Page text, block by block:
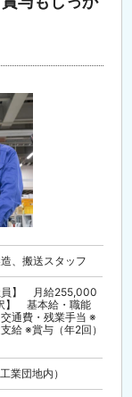
、搬送スタッフ
員】 月給255,000
】 基本給・職能
通費・残業手当 ※
給 ※賞与（年2回）
業団地内）